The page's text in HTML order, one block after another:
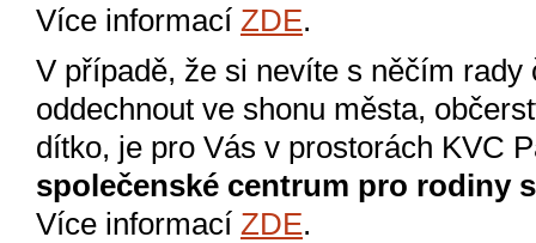
Více informací ZDE.
V případě, že si nevíte s něčím
oddechnout ve shonu města,
dítko, je pro Vás v prostorách KVC
společenské centrum pro rodiny
Více informací ZDE.